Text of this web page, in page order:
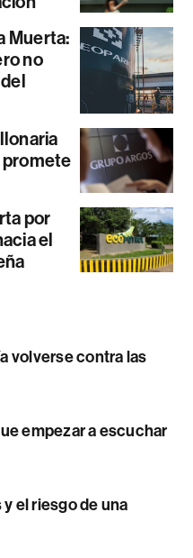
Muerta:
no
promete
por
el
volverse contra las
empezar a escuchar
el riesgo de una